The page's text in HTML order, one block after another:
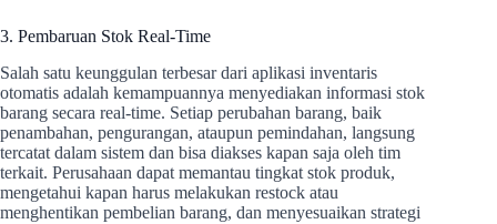
3. Pembaruan Stok Real-Time
Salah satu keunggulan terbesar dari aplikasi inventaris
otomatis adalah kemampuannya menyediakan informasi stok
barang secara real-time. Setiap perubahan barang, baik
penambahan, pengurangan, ataupun pemindahan, langsung
tercatat dalam sistem dan bisa diakses kapan saja oleh tim
terkait. Perusahaan dapat memantau tingkat stok produk,
mengetahui kapan harus melakukan restock atau
menghentikan pembelian barang, dan menyesuaikan strategi